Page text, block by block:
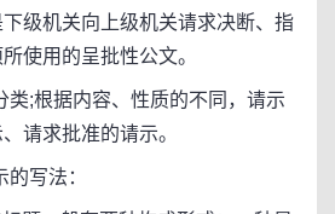
级机关向上级机关请求决断、指
使用的呈批性公文。
;根据内容、性质的不同，请示
请求批准的请示。
写法：